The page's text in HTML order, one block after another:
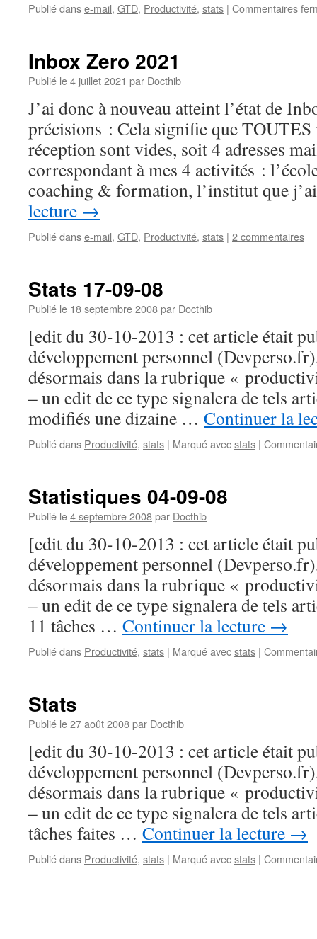
Publié danse-mail, GTD, Productivité, stats | Commentaires
Inbox Zero 2021
Publié le4 juillet 2021 par Docthib
J’ai donc à nouveau atteint l’état de
précisions : Cela signifie que TOUTES
réception sont vides, soit 4 adresses
correspondant à mes 4 activités :
coaching & formation, l’institut que
lecture →
Publié danse-mail, GTD, Productivité, stats | 2 commentaires
Stats 17-09-08
Publié le 18 septembre 2008par Docthib
[edit du 30-10-2013 : cet article était
développement personnel
désormais dans la rubrique «
– un edit de ce type signalera de tels
modifiés une dizaine … Continuer la
Publié dans Productivité, stats | Marqué avecstats |
Statistiques 04-09-08
Publié le4 septembre 2008par Docthib
[edit du 30-10-2013 : cet article était
développement personnel
désormais dans la rubrique «
– un edit de ce type signalera de tels
11 tâches … Continuer la lecture →
Publié dans Productivité, stats | Marqué avecstats |
Stats
Publié le27 août 2008par Docthib
[edit du 30-10-2013 : cet article était
développement personnel
désormais dans la rubrique «
– un edit de ce type signalera de tels
tâches faites … Continuer la lecture →
Publié dans Productivité, stats | Marqué avecstats |